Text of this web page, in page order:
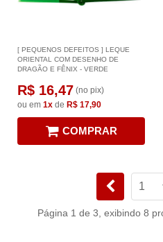
[ PEQUENOS DEFEITOS ] LEQUE
ORIENTAL COM DESENHO DE
DRAGÃO E FÊNIX - VERDE
R$ 16,47 (no pix)
ou em 1x de R$ 17,90
COMPRAR
Página 1 de 3, exibindo 8